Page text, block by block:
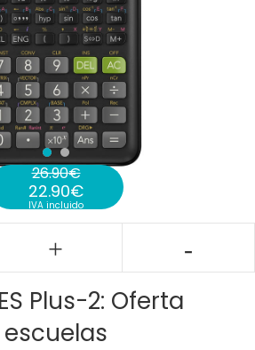
Plus-2: Oferta
escuelas
26.90€
El precio original era: 26.90€.
22.90€
El precio actual es: 22.90€.
IVA incluido